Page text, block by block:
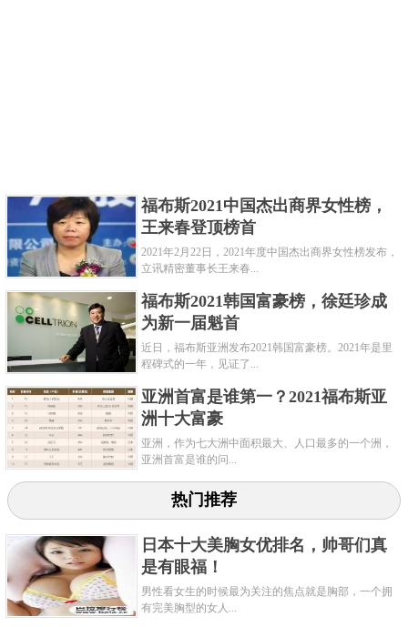
国”也成为全球投资行业的共识。
关键字：福布斯
福布斯2021中国杰出商界女性榜，
王来春登顶榜首
2021年2月22日，2021年度中国杰出商界女性榜发布，
立讯精密董事长王来春...
福布斯2021韩国富豪榜，徐廷珍成
为新一届魁首
近日，福布斯亚洲发布2021韩国富豪榜。2021年是里
程碑式的一年，见证了...
亚洲首富是谁第一？2021福布斯亚
洲十大富豪
亚洲，作为七大洲中面积最大、人口最多的一个洲，
亚洲首富是谁的问...
热门推荐
日本十大美胸女优排名，帅哥们真
是有眼福！
男性看女生的时候最为关注的焦点就是胸部，一个拥
有完美胸型的女人...